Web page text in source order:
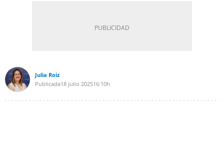
Julia Roiz
Publicada18 julio 202516:10h